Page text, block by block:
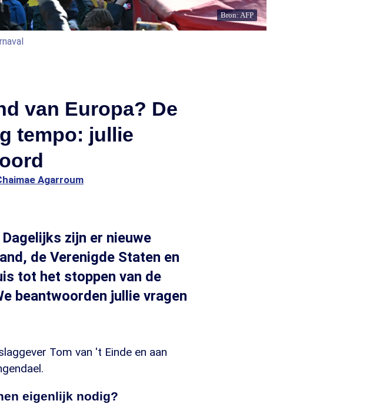
Bron: AFP
van Europa? De
tempo: jullie
Agarroum
zijn er nieuwe
de Verenigde Staten en
tot het stoppen van de
beantwoorden jullie vragen
Tom van 't Einde en aan
eigenlijk nodig?